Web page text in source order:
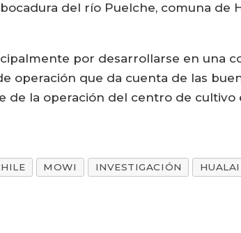
del río Puelche, comuna de
por desarrollarse en una
operación que da cuenta de las
de la operación del centro de cultivo
MOWI INVESTIGACIÓN